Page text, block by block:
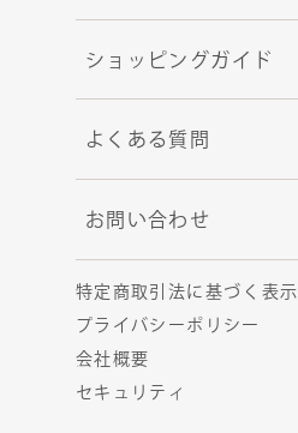
ショッピングガイド
よくある質問
お問い合わせ
特定商取引法に基づく表示
プライバシーポリシー
会社概要
セキュリティ